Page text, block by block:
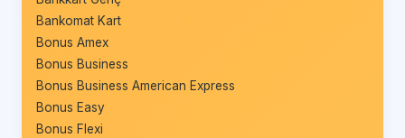
Bankomat Kart
Bonus Amex
Bonus Business
Bonus Business American Express
Bonus Easy
Bonus Flexi